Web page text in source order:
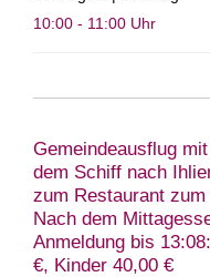
10:00 - 11:00 Uhr
Gemeindeausflug
dem Schiff nach
zum Restaurant
Nach dem
Anmeldung bis
€, Kinder 40,00 €